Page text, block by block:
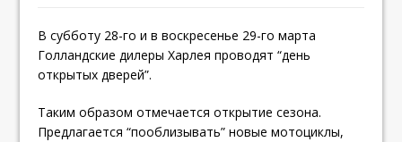
В субботу 28-го и в воскресенье 29-го марта
Голландские дилеры Харлея проводят “день
открытых дверей”.
Таким образом отмечается открытие сезона.
Предлагается “пооблизывать” новые мотоциклы,